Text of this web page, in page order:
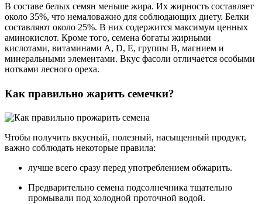
В составе белых семян меньше жира. Их жирность составляет
около 35%, что немаловажно для соблюдающих диету. Белки
составляют около 25%. В них содержится максимум ценных
аминокислот. Кроме того, семена богаты жирными
кислотами, витаминами A, D, E, группы B, магнием и
минеральными элементами. Вкус фасоли отличается особыми
нотками лесного ореха.
Как правильно жарить семечки?
Чтобы получить вкусный, полезный, насыщенный продукт,
важно соблюдать некоторые правила:
лучше всего сразу перед употреблением обжарить.
Предварительно семена подсолнечника тщательно
промывали под холодной проточной водой.